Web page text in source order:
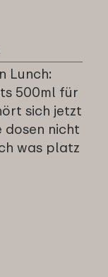
Lunch:
500ml für
sich jetzt
dosen nicht
was platz